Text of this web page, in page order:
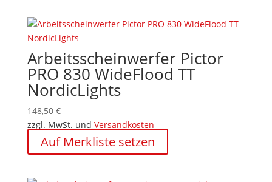
Arbeitsscheinwerfer Pictor
PRO 830 WideFlood TT
NordicLights
148,50 €
zzgl. MwSt. und Versandkosten
Auf Merkliste setzen